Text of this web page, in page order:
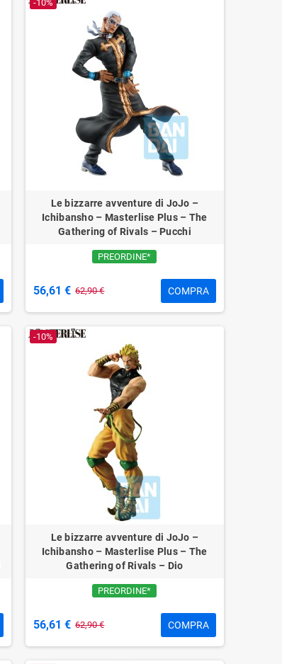
-10%
Le bizzarre avventure di JoJo –
Ichibansho – Masterlise Plus – The
Gathering of Rivals – Pucchi
PREORDINE*
56,61 € 62,90 € COMPRA
-10%
Le bizzarre avventure di JoJo –
Ichibansho – Masterlise Plus – The
Gathering of Rivals – Dio
PREORDINE*
56,61 € 62,90 € COMPRA